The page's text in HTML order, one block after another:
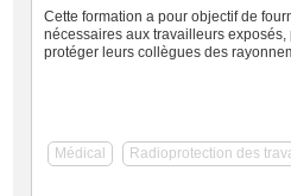
Cette formation a pour objectif de
nécessaires aux travailleurs
protéger leurs collègues des
Médical Radioprotection des